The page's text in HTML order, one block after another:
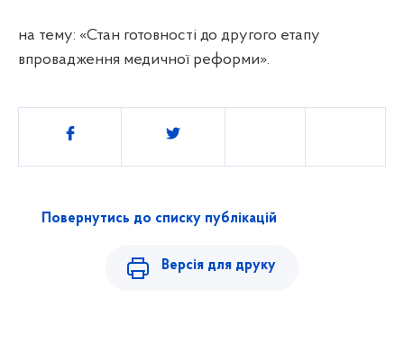
на тему: «Стан готовності до другого етапу
впровадження медичної реформи».
Поділитись
Повернутись до списку публікацій
Версія для друку